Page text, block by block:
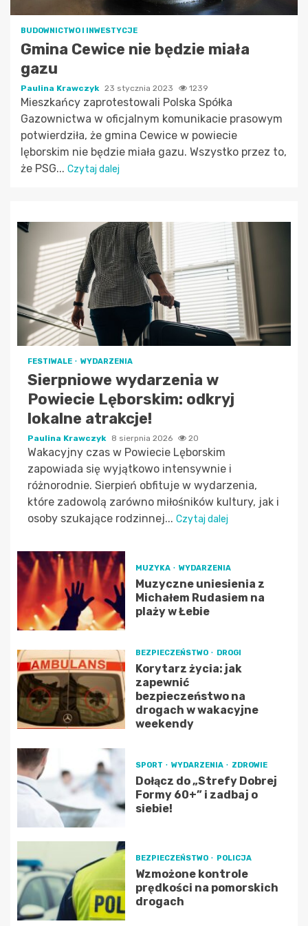
BUDOWNICTWO I INWESTYCJE
Gmina Cewice nie będzie miała
gazu
Paulina Krawczyk 23 stycznia 2023 1239
Mieszkańcy zaprotestowali Polska Spółka
Gazownictwa w oficjalnym komunikacie prasowym
potwierdziła, że gmina Cewice w powiecie
lęborskim nie będzie miała gazu. Wszystko przez to,
że PSG... Czytaj dalej
FESTIWALE WYDARZENIA
Sierpniowe wydarzenia w
Powiecie Lęborskim: odkryj
lokalne atrakcje!
Paulina Krawczyk 8 sierpnia 2026 20
Wakacyjny czas w Powiecie Lęborskim
zapowiada się wyjątkowo intensywnie i
różnorodnie. Sierpień obfituje w wydarzenia,
które zadowolą zarówno miłośników kultury, jak i
osoby szukające rodzinnej... Czytaj dalej
MUZYKA WYDARZENIA
Muzyczne uniesienia z
Michałem Rudasiem na
plaży w Łebie
BEZPIECZEŃSTWO DROGI
Korytarz życia: jak
zapewnić
bezpieczeństwo na
drogach w wakacyjne
weekendy
SPORT WYDARZENIA ZDROWIE
Dołącz do „Strefy Dobrej
Formy 60+” i zadbaj o
siebie!
BEZPIECZEŃSTWO POLICJA
Wzmożone kontrole
prędkości na pomorskich
drogach